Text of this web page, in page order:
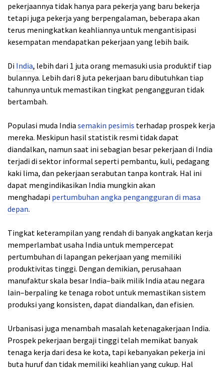
pekerjaannya tidak hanya para pekerja yang baru bekerja
tetapi juga pekerja yang berpengalaman, beberapa akan
terus meningkatkan keahliannya untuk mengantisipasi
kesempatan mendapatkan pekerjaan yang lebih baik.
Di India, lebih dari 1 juta orang memasuki usia produktif tiap
bulannya. Lebih dari 8 juta pekerjaan baru dibutuhkan tiap
tahunnya untuk memastikan tingkat pengangguran tidak
bertambah.
Populasi muda India semakin pesimis terhadap prospek kerja
mereka. Meskipun hasil statistik resmi tidak dapat
diandalkan, namun saat ini sebagian besar pekerjaan di India
terjadi di sektor informal seperti pembantu, kuli, pedagang
kaki lima, dan pekerjaan serabutan tanpa kontrak. Hal ini
dapat mengindikasikan India mungkin akan
menghadapi pertumbuhan angka pengangguran di masa
depan.
Tingkat keterampilan yang rendah di banyak angkatan kerja
memperlambat usaha India untuk mempercepat
pertumbuhan di lapangan pekerjaan yang memiliki
produktivitas tinggi. Dengan demikian, perusahaan
manufaktur skala besar India–baik milik India atau negara
lain–berpaling ke tenaga robot untuk memastikan sistem
produksi yang konsisten, dapat diandalkan, dan efisien.
Urbanisasi juga menambah masalah ketenagakerjaan India.
Prospek pekerjaan bergaji tinggi telah memikat banyak
tenaga kerja dari desa ke kota, tapi kebanyakan pekerja ini
buta huruf dan tidak memiliki keahlian yang cukup. Hal